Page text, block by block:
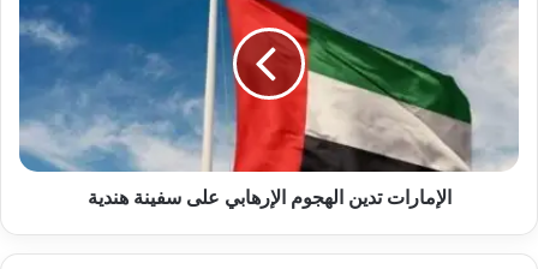
المؤجل
الهجوم
الإمارات تدين الهجوم الإرهابي على سفينة هندية